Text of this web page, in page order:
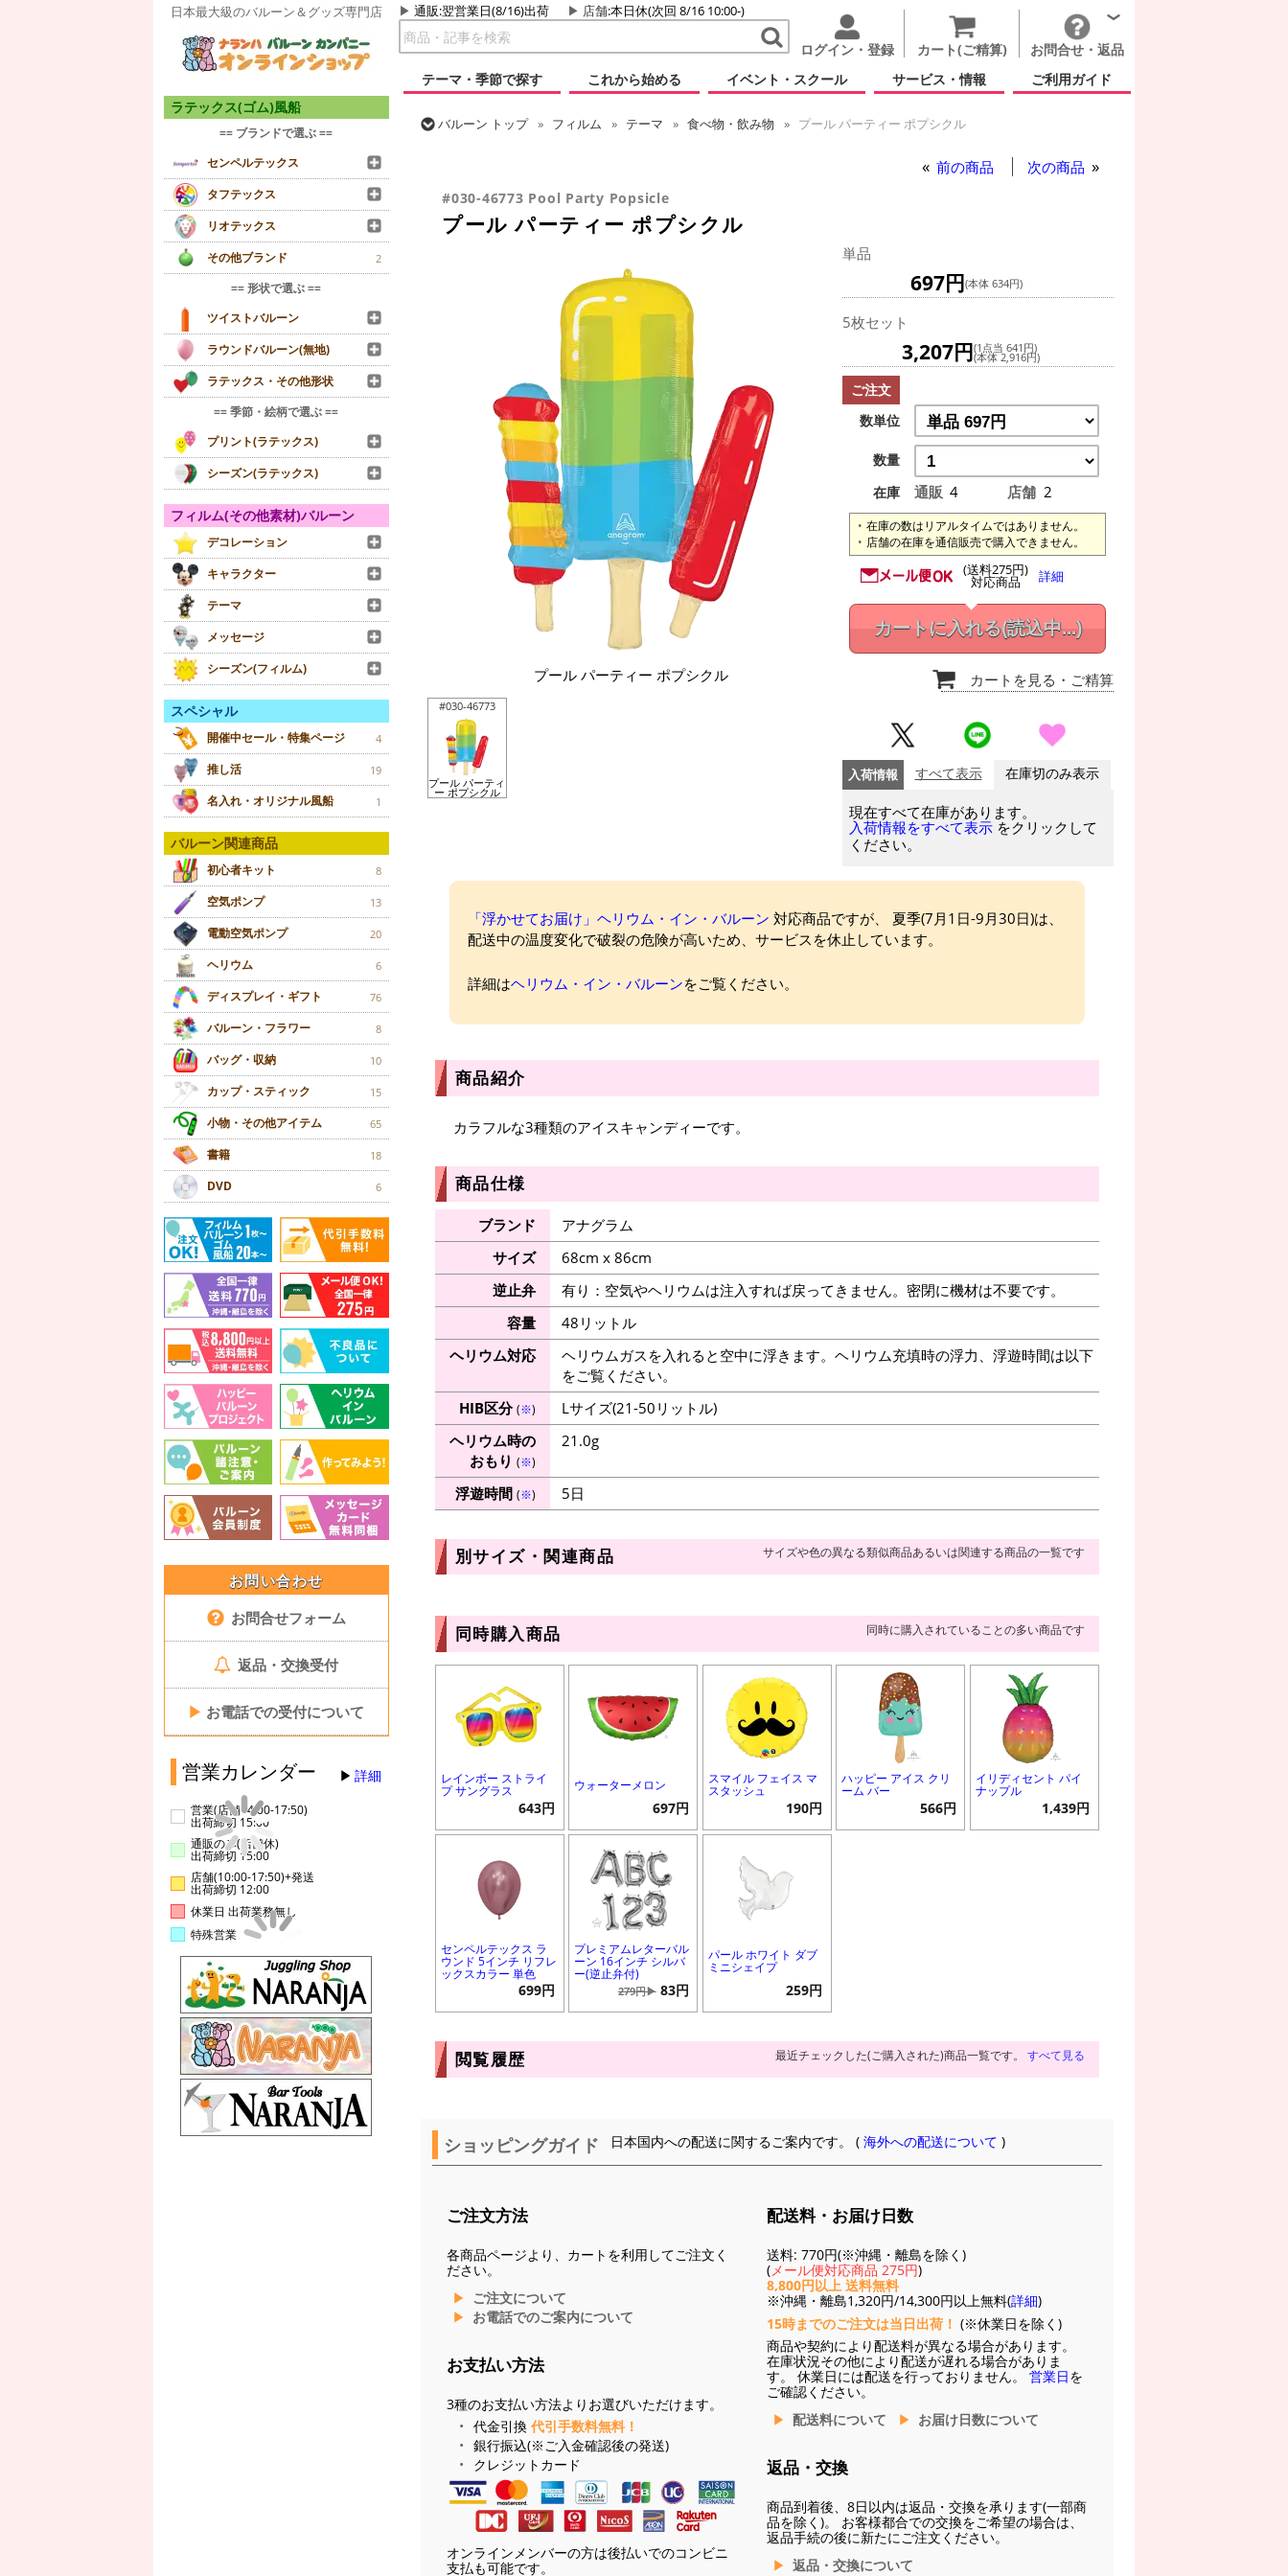
日本最大級のバルーン＆グッズ専門店 通販:翌営業日(8/16)出荷 店舗:本日休(次回 8/16 10:00-)
ログイン・登録 カート(ご精算)
お問合せ・返品
テーマ・季節で探す
これから始める イベント・スクール サービス・情報 ご利用ガイド
ラテックス(ゴム)風船
== ブランドで選ぶ ==
センペルテックス
タフテックス
リオテックス
その他ブランド
2
== 形状で選ぶ ==
ツイストバルーン
ラウンドバルーン(無地)
ラテックス・その他形状
== 季節・絵柄で選ぶ ==
プリント(ラテックス)
シーズン(ラテックス)
フィルム(その他素材)バルーン
デコレーション
キャラクター
テーマ
メッセージ
シーズン(フィルム)
スペシャル
開催中セール・特集ページ 4
推し活 19
名入れ・オリジナル風船 1
バルーン関連商品
初心者キット 8
空気ポンプ 13
電動空気ポンプ 20
ヘリウム 6
ディスプレイ・ギフト 76
バルーン・フラワー 8
バッグ・収納 10
カップ・スティック 15
小物・その他アイテム 65
書籍 18
DVD 6
お問い合わせ
お問合せフォーム
返品・交換受付
▶ お電話での受付について
営業カレンダー 詳細
営業(店舗14:00-17:50)
出荷締切 15:00
通販のみ(店舗休)
出荷締切 15:00
店舗(10:00-17:50)+発送
出荷締切 12:00
休業日 出荷業務無し
特殊営業
バルーン トップ フィルム テーマ 食べ物・飲み物
プール パーティー ポプシクル
前の商品 次の商品
#030-46773 Pool Party Popsicle
プール パーティー ポプシクル
プール パーティー ポプシクル
#030-46773
プール パーティ
ー ポプシクル
単品
697円(本体 634円)
5枚セット
3,207円(1点当 641円)
(本体 2,916円)
ご注文
数単位
数量
在庫
通販 4 店舗 2
在庫の数はリアルタイムではありません。
店舗の在庫を通信販売で購入できません。
(送料275円)
対応商品 詳細
カートに入れる(読込中...)
カートを見る ・ご精算
入荷情報 すべて表示 在庫切のみ表示
現在すべて在庫があります。
入荷情報をすべて表示 をクリックして
ください。
「浮かせてお届け」ヘリウム・イン・バルーン 対応商品ですが、 夏季(7月1日-9月30日)は、
配送中の温度変化で破裂の危険が高いため、サービスを休止しています。
詳細はヘリウム・イン・バルーンをご覧ください。
商品紹介
カラフルな3種類のアイスキャンディーです。
商品仕様
ブランド
アナグラム
サイズ
68cm x 86cm
逆止弁
有り：空気やヘリウムは注入すれば戻ってきません。密閉に機材は不要です。
容量
48リットル
ヘリウム対応
ヘリウムガスを入れると空中に浮きます。ヘリウム充填時の浮力、浮遊時間は以下
をご覧ください。
HIB区分(※)
Lサイズ(21-50リットル)
ヘリウム時の
おもり (※)
21.0g
浮遊時間 (※) 5日
別サイズ・関連商品 サイズや色の異なる類似商品あるいは関連する商品の一覧です
同時購入商品 同時に購入されていることの多い商品です
レインボー ストライ
プ サングラス
643円
ウォーターメロン
697円
スマイル フェイス マ
スタッシュ
190円
ハッピー アイス クリ
ーム バー
566円
イリディセント パイ
ナップル
1,439円
センペルテックス ラ
ウンド 5インチ リフレ
ックスカラー 単色
699円
プレミアムレターバル
ーン 16インチ シルバ
ー(逆止弁付)
279円▶ 83円
パール ホワイト ダブ
ミニシェイプ
259円
閲覧履歴 最近チェックした(ご購入された)商品一覧です。 すべて見る
ショッピングガイド 日本国内への配送に関するご案内です。 (海外への配送について )
ご注文方法
各商品ページより、カートを利用してご注文く
ださい。
ご注文について
お電話でのご案内について
お支払い方法
3種のお支払い方法よりお選びいただけます。
代金引換 代引手数料無料！
銀行振込(※ご入金確認後の発送)
クレジットカード
オンラインメンバーの方は後払いでのコンビニ
支払も可能です。
配送料・お届け日数
送料: 770円(※沖縄・離島を除く)
(メール便対応商品 275円)
8,800円以上 送料無料
※沖縄・離島1,320円/14,300円以上無料(詳細)
15時までのご注文は当日出荷！ (※休業日を除く)
商品や契約により配送料が異なる場合があります。
在庫状況その他により配送が遅れる場合がありま
す。 休業日には配送を行っておりません。 営業日を
ご確認ください。
配送料について
お届け日数について
返品・交換
商品到着後、8日以内は返品・交換を承ります(一部商
品を除く)。 お客様都合での交換をご希望の場合は、
返品手続の後に新たにご注文ください。
返品・交換について